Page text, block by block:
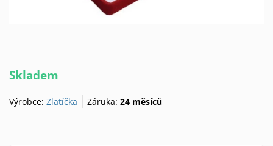
Skladem
Výrobce: Zlatíčka Záruka:24 měsíců